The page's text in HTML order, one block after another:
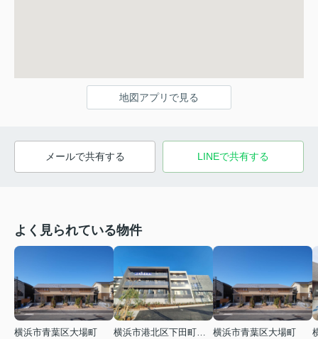
地図アプリで見る
メールで共有する LINEで共有する
よく見られている物件
横浜市青葉区大場町
横浜市青葉区大場町